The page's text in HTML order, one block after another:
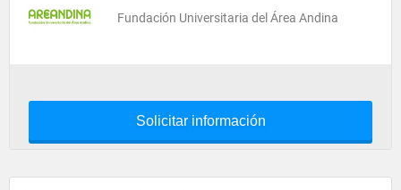
Fundación Universitaria del Área Andina
Solicitar información